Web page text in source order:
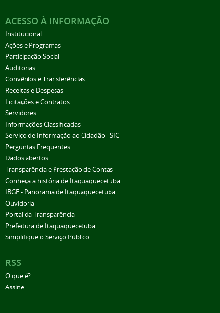
ACESSO À INFORMAÇÃO
Institucional
Ações e Programas
Participação Social
Auditorias
Convênios e Transferências
Receitas e Despesas
Licitações e Contratos
Servidores
Informações Classificadas
Serviço de Informação ao Cidadão - SIC
Perguntas Frequentes
Dados abertos
Transparência e Prestação de Contas
Conheça a história de Itaquaquecetuba
IBGE - Panorama de Itaquaquecetuba
Ouvidoria
Portal da Transparência
Prefeitura de Itaquaquecetuba
Simplifique o Serviço Público
RSS
O que é?
Assine